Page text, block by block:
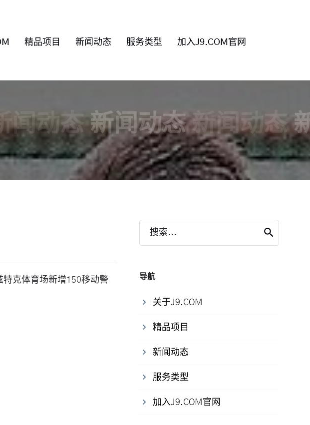
精品项目 新闻动态 服务类型 加入J9.COM官网
闻动态 新闻动态 新闻动态
克体育场新增150移动警
搜索...
导航
关于J9.COM
精品项目
新闻动态
服务类型
加入J9.COM官网